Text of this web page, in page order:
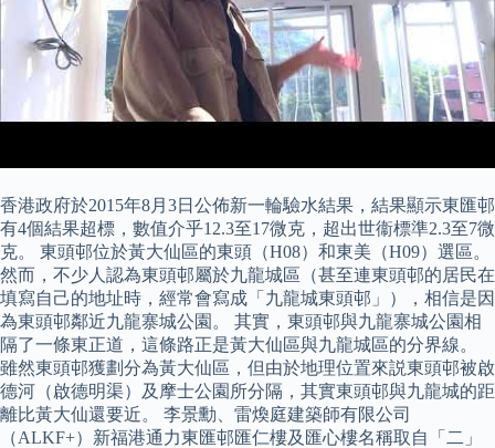
香港政府於2015年8月3日公佈新一輪驗水結果，結果顯示東匯邨
有4個結果超標，數值介乎12.3至17微克，超出世衞標準2.3至7微
克。 東頭邨位於黃大仙區的東頭（H08）和東美（H09）選區。
然而，不少人認為東頭邨屬於九龍城區（甚至連東頭邨的居民在
填寫自己的地址時，經常會寫成「九龍城東頭邨」），相信是因
為東頭邨鄰近九龍寨城公園。 其實，東頭邨與九龍寨城公園相
隔了一條東正道，這條路正是黃大仙區與九龍城區的分界線。
雖然東頭邨獲劃分為黃大仙區，但由於地理位置來説東頭邨被啟
德河（啟德明渠）及摩士公園所分隔，其實東頭邨與九龍城的距
離比黃大仙還要近。 李景勳、雷煥庭建築師有限公司
（ALKF+）新福港通力東匯邨匯仁樓及匯心樓名稱取自「二」